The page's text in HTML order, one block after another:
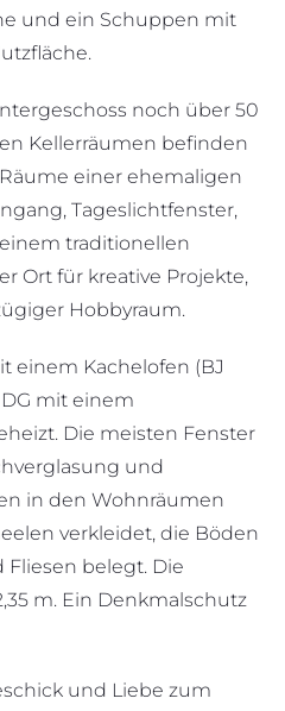
und ein Schuppen mit
noch über 50
Kellerräumen befinden
einer ehemaligen
Tageslichtfenster,
traditionellen
Ort für kreative Projekte,
Hobbyraum.
einem Kachelofen (BJ
mit einem
Die meisten Fenster
und
in den Wohnräumen
verkleidet, die Böden
belegt. Die
m. Ein Denkmalschutz
und Liebe zum